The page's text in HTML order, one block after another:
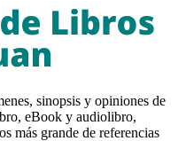
sinopsis y opiniones de
eBook y audiolibro,
más grande de referencias